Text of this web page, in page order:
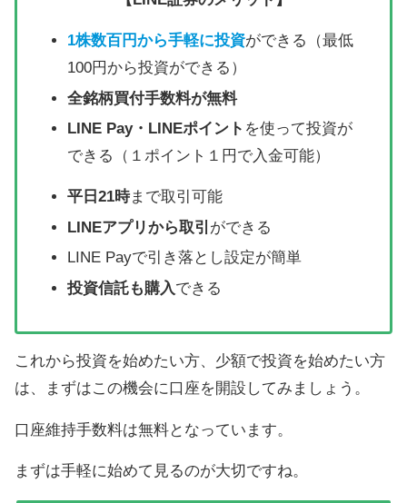
1株数百円から手軽に投資ができる（最低
100円から投資ができる）
全銘柄買付手数料が無料
LINE Pay・LINEポイント を使って投資が
できる（１ポイント１円で入金可能）
平日21時まで取引可能
LINEアプリから取引 ができる
LINE Payで引き落とし設定が簡単
投資信託も購入できる
これから投資を始めたい方、少額で投資を始めたい方
は、まずはこの機会に口座を開設してみましょう。
口座維持手数料は無料となっています。
まずは手軽に始めて見るのが大切ですね。